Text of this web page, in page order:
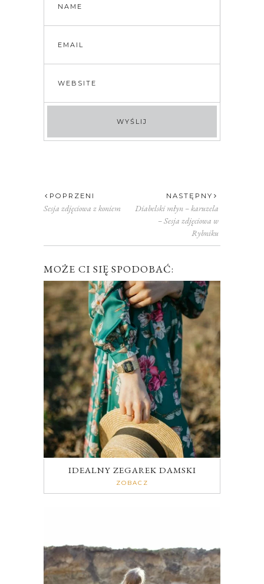
POPRZENI
Sesja zdjęciowa z koniem
NASTĘPNY
Diabelski młyn – karuzela
– Sesja zdjęciowa w
Rybniku
MOŻE CI SIĘ SPODOBAĆ:
IDEALNY ZEGAREK DAMSKI
ZOBACZ